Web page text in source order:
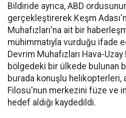
Bildiride ayrıca, ABD
gerçekleştirerek Keşm
Muhafızları'na ait bir
mühimmatıyla vurduğu ifade
Devrim Muhafızları Hava-
bölgedeki bir ülkede bulunan
burada konuşlu helikopterleri,
Filosu'nun merkezini füze ve
hedef aldığı kaydedildi.